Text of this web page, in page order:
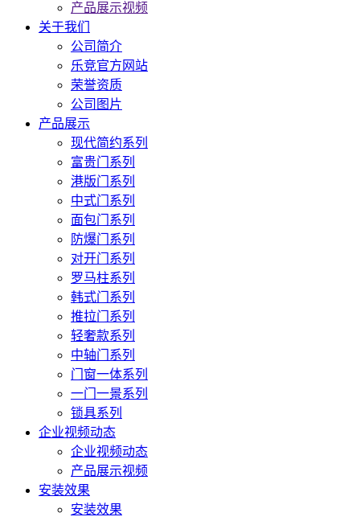
产品展示视频
关于我们
公司简介
乐竞官方网站
荣誉资质
公司图片
产品展示
现代简约系列
富贵门系列
港版门系列
中式门系列
面包门系列
防爆门系列
对开门系列
罗马柱系列
韩式门系列
推拉门系列
轻奢款系列
中轴门系列
门窗一体系列
一门一景系列
锁具系列
企业视频动态
企业视频动态
产品展示视频
安装效果
安装效果